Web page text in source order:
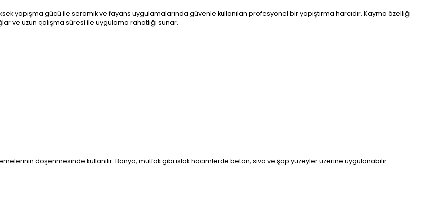
yapışma gücü ile seramik ve fayans uygulamalarında güvenle kullanılan profesyonel bir yapıştırma harcıdır. Kayma özelliği
ve uzun çalışma süresi ile uygulama rahatlığı sunar.
döşenmesinde kullanılır. Banyo, mutfak gibi ıslak hacimlerde beton, sıva ve şap yüzeyler üzerine uygulanabilir.